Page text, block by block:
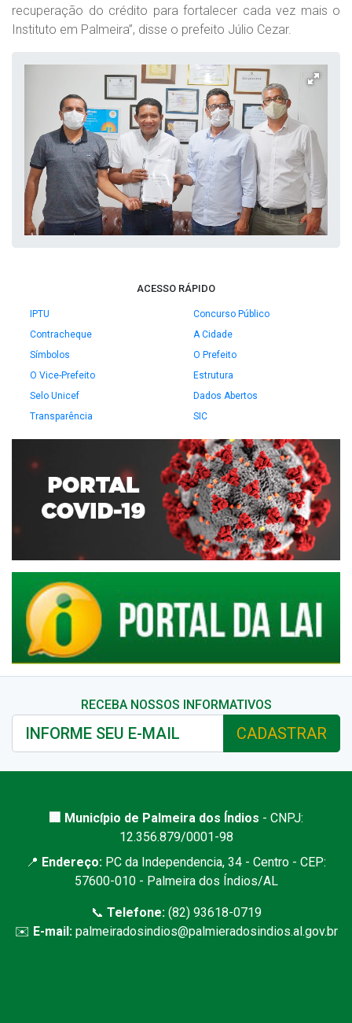
recuperação do crédito para fortalecer cada vez mais o
Instituto em Palmeira”, disse o prefeito Júlio Cezar.
ACESSO RÁPIDO
IPTU
Concurso Público
Contracheque
A Cidade
Símbolos
O Prefeito
O Vice-Prefeito
Estrutura
Selo Unicef
Dados Abertos
Transparência
SIC
RECEBA NOSSOS INFORMATIVOS
CADASTRAR
🏢 Município de Palmeira dos Índios - CNPJ:
12.356.879/0001-98
📍 Endereço: PC da Independencia, 34 - Centro - CEP:
57600-010 - Palmeira dos Índios/AL
📞 Telefone:(82) 93618-0719
✉️ E-mail: palmeiradosindios@palmieradosindios.al.gov.br